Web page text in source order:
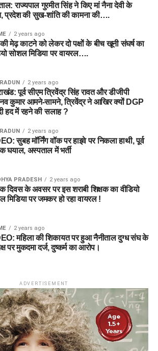
राज्यपाल गुरमीत सिंह ने किए मां नैना देवी के
प्रदेश की सुख-शांति की कामना की….
2 years ago
मेढ़ काटने को लेकर दो पक्षों के बीच खूनी संघर्ष का
सोशल मिडिया पर वायरल….
2 years ago
पूर्व सीएम त्रिवेंद्र सिंह रावत और डीजीपी
कुमार आमने-सामने, त्रिवेंद्र ने आखिर क्यों DGP
हद में रहने की सलाह ?
2 years ago
सुबह मॉर्निंग वॉक पर हाइवे पर निकला हाथी, पूर्व
घयाल, अस्पताल में भर्ती
PRADESH 2 years ago
दिवस के अवसर पर इस शराबी शिक्षक का वीडियो
मिडिया पर जमकर हो रहा वायरल !
2 years ago
महिला की शिकायत पर हुआ नैनीताल दुग्ध संघ के
पर मुकदमा दर्ज, दुष्कर्म का आरोप।
ADVERTISEMENT